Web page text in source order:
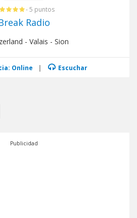
- 5 puntos
Radio
- Valais - Sion
Online | Escuchar
Publicidad